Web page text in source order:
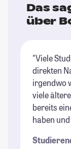
Das
über
"Viele
direkten
irgendwo
viele
bereits
haben